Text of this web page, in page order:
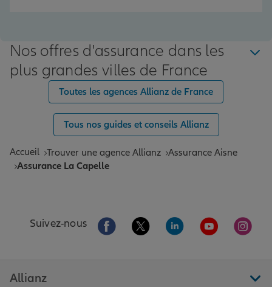
Nos offres d'assurance dans les
plus grandes villes de France
Toutes les agences Allianz de France
Tous nos guides et conseils Allianz
Accueil Trouver une agence Allianz Assurance Aisne
Assurance La Capelle
Suivez-nous Aller sur la page Facebook de Allianz
Aller sur la page Twitter de
Aller sur la page
Aller sur la
Aller
Allianz